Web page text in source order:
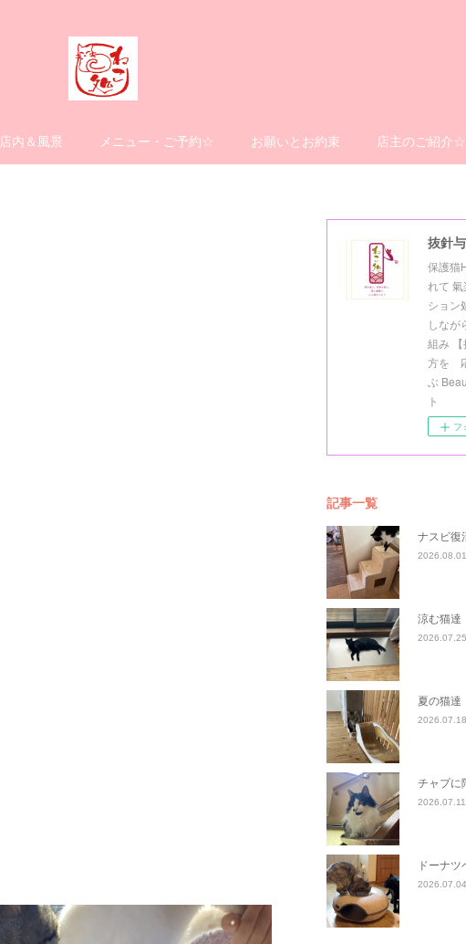
店内＆風景 メニュー・ご予約☆ お願いとお約束 店主のご紹介☆
保護猫
れて
ション
しなが
組み 【
方を
ぶ
ト
フ
記事一覧
ナスビ復
涼む猫達
夏の猫達
チャプに
ドーナ